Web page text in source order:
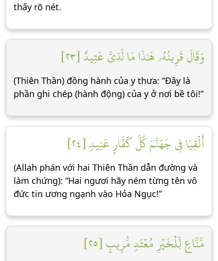
thấy rõ nét.
وَقَالَ قَرِينُهُۥ هَٰذَا مَا لَدَيَّ عَتِيدٌ [٢٣]
(Thiên Thần) đồng hành của y thưa: “Đây là
phần ghi chép (hành động) của y ở nơi bề tôi!”
أَلۡقِيَا فِي جَهَنَّمَ كُلَّ كَفَّارٍ عَنِيدٖ [٢٤]
(Allah phán với hai Thiên Thần dẫn đường và
làm chứng): “Hai ngươi hãy ném từng tên vô
đức tin ương ngạnh vào Hỏa Ngục!”
مَّنَّاعٖ لِّلۡخَيۡرِ مُعۡتَدٖ مُّرِيبٍ [٢٥]